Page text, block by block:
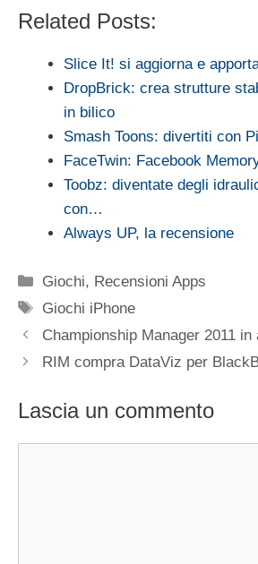
Related Posts:
Slice It! si aggiorna e
DropBrick: crea strutture
in bilico
Smash Toons: divertiti con
FaceTwin: Facebook
Toobz: diventate degli
con…
Always UP, la recensione
Categorie
Giochi, Recensioni Apps
Tag
Giochi iPhone
Championship Manager 2011
RIM compra DataViz per
Lascia un commento